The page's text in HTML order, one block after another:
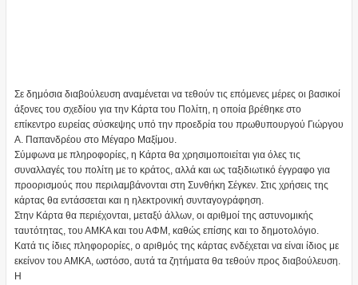
Σε δημόσια διαβούλευση αναμένεται να τεθούν τις επόμενες μέρες οι βασικοί
άξονες του σχεδίου για την Κάρτα του Πολίτη, η οποία βρέθηκε στο
επίκεντρο ευρείας σύσκεψης υπό την προεδρία του πρωθυπουργού Γιώργου
Α. Παπανδρέου στο Μέγαρο Μαξίμου.
Σύμφωνα με πληροφορίες, η Κάρτα θα χρησιμοποιείται για όλες τις
συναλλαγές του πολίτη με το κράτος, αλλά και ως ταξιδιωτικό έγγραφο για
προορισμούς που περιλαμβάνονται στη Συνθήκη Σέγκεν. Στις χρήσεις της
κάρτας θα εντάσσεται και η ηλεκτρονική συνταγογράφηση.
Στην Κάρτα θα περιέχονται, μεταξύ άλλων, οι αριθμοί της αστυνομικής
ταυτότητας, του ΑΜΚΑ και του ΑΦΜ, καθώς επίσης και το δημοτολόγιο.
Κατά τις ίδιες πληφορορίες, ο αριθμός της κάρτας ενδέχεται να είναι ίδιος με
εκείνον του ΑΜΚΑ, ωστόσο, αυτά τα ζητήματα θα τεθούν προς διαβούλευση.
H